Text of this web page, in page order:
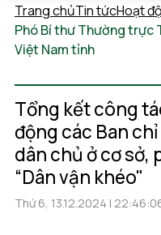
Trang chủTin tứcHoạt
Phó Bí thư Thường trực
Việt Nam tỉnh
Tổng kết công
động các Ban
dân chủ ở cơ sở,
“Dân vận khéo"
Thứ 6, 13.12.2024 |